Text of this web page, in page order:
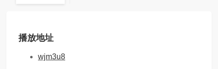
播放地址
wjm3u8